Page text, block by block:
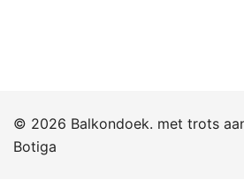
© 2026 Balkondoek. met trots
Botiga